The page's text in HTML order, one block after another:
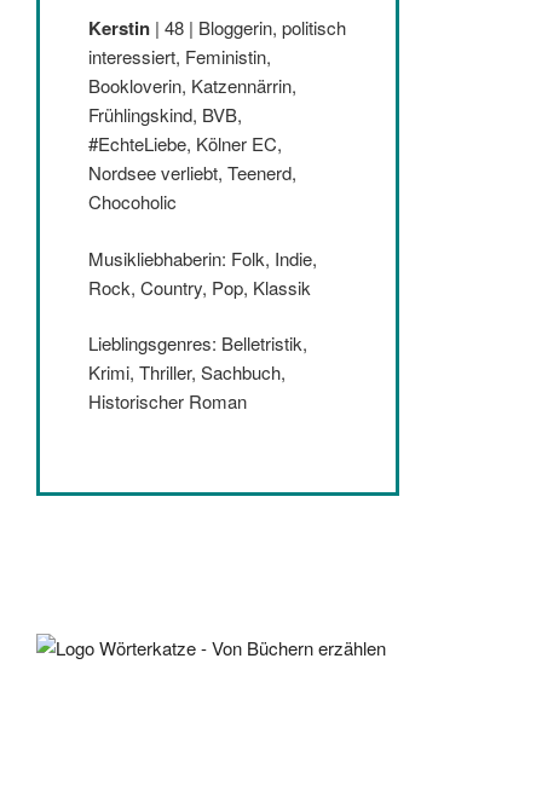
Kerstin | 48 | Bloggerin, politisch
interessiert, Feministin,
Bookloverin, Katzennärrin,
Frühlingskind, BVB,
#EchteLiebe, Kölner EC,
Nordsee verliebt, Teenerd,
Chocoholic
Musikliebhaberin: Folk, Indie,
Rock, Country, Pop, Klassik
Lieblingsgenres: Belletristik,
Krimi, Thriller, Sachbuch,
Historischer Roman